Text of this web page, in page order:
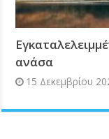
ανάσα
15 Δεκεμβρίου